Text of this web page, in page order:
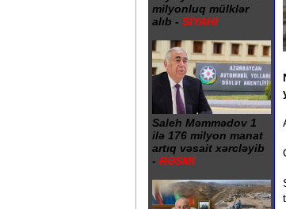
milyonluq mülklər
alıb - SİYAHI
Saleh Məmmədov 1
ilə 176 milyon manat
artıq vəsait xərcləyib
- RƏSMİ